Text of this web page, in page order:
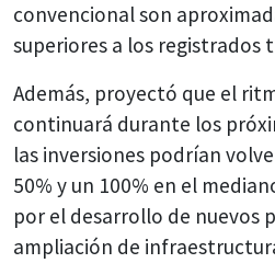
convencional son
superiores a los registrados
Además, proyectó que el
continuará durante los
las inversiones podrían
50% y un 100% en el
por el desarrollo de nuevos
ampliación de